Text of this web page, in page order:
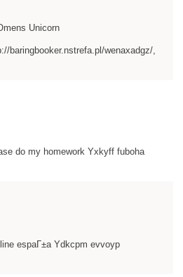
Unicorn
baringbooker.nstrefa.pl/wenaxadgz/,
do my homework Yxkyff fuboha
espaГ±a Ydkcpm evvoyp